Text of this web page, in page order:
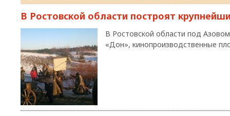
В Ростовской области построят
В Ростовской области под
«Дон», кинопроизводственные